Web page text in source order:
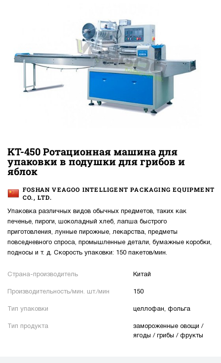
KT-450 Ротационная машина для
упаковки в подушки для грибов и
яблок
FOSHAN VEAGOO INTELLIGENT PACKAGING EQUIPMENT
CO., LTD.
Упаковка различных видов обычных предметов, таких как
печенье, пироги, шоколадный хлеб, лапша быстрого
приготовления, лунные пирожные, лекарства, предметы
повседневного спроса, промышленные детали, бумажные коробки,
подносы и т. д. Скорость упаковки: 150 пакетов/мин.
Страна-производитель Китай
Производительность/мин. шт./мин 150
Тип упаковки целлофан, фольга
Тип продукта
замороженные овощи /
ягоды / грибы / фрукты